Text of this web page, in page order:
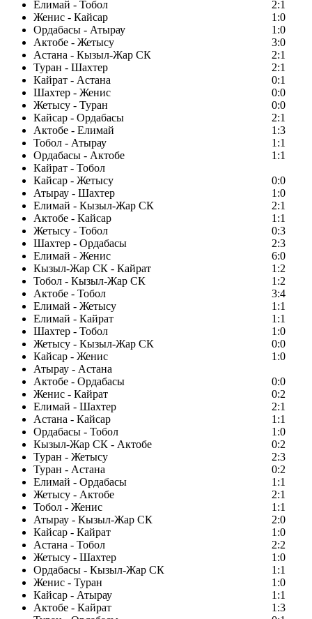
Елимай - Тобол
2:1
Женис - Кайсар
1:0
Ордабасы - Атырау
1:0
Актобе - Жетысу
3:0
Астана - Кызыл-Жар СК
2:1
Туран - Шахтер
2:1
Кайрат - Астана
0:1
Шахтер - Женис
0:0
Жетысу - Туран
0:0
Кайсар - Ордабасы
2:1
Актобе - Елимай
1:3
Тобол - Атырау
1:1
Ордабасы - Актобе
1:1
Кайрат - Тобол
Кайсар - Жетысу
0:0
Атырау - Шахтер
1:0
Елимай - Кызыл-Жар СК
2:1
Актобе - Кайсар
1:1
Жетысу - Тобол
0:3
Шахтер - Ордабасы
2:3
Елимай - Женис
6:0
Кызыл-Жар СК - Кайрат
1:2
Тобол - Кызыл-Жар СК
1:2
Актобе - Тобол
3:4
Елимай - Жетысу
1:1
Елимай - Кайрат
1:1
Шахтер - Тобол
1:0
Жетысу - Кызыл-Жар СК
0:0
Кайсар - Женис
1:0
Атырау - Астана
Актобе - Ордабасы
0:0
Женис - Кайрат
0:2
Елимай - Шахтер
2:1
Астана - Кайсар
1:1
Ордабасы - Тобол
1:0
Кызыл-Жар СК - Актобе
0:2
Туран - Жетысу
2:3
Туран - Астана
0:2
Елимай - Ордабасы
1:1
Жетысу - Актобе
2:1
Тобол - Женис
1:1
Атырау - Кызыл-Жар СК
2:0
Кайсар - Кайрат
1:0
Астана - Тобол
2:2
Жетысу - Шахтер
1:0
Ордабасы - Кызыл-Жар СК
1:1
Женис - Туран
1:0
Кайсар - Атырау
1:1
Актобе - Кайрат
1:3